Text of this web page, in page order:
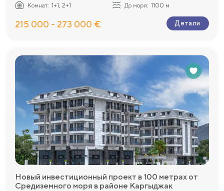
Комнат: 1+1, 2+1 До моря: 1100 м
215 000 - 273 000 € Детали
Новый инвестиционный проект в 100 метрах от
Средиземного моря в районе Каргыджак